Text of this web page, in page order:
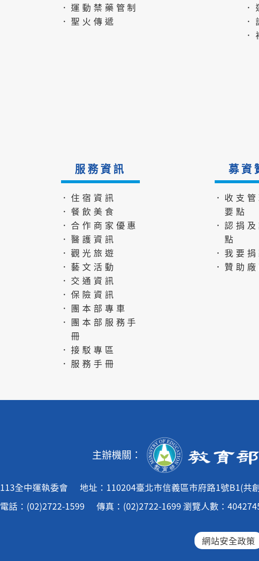
．運動禁藥管制
．聖火傳遞
服務資訊
．住宿資訊
．餐飲美食
．合作商家優惠
．醫護資訊
．觀光旅遊
．藝文活動
．交通資訊
．保險資訊
．團本部專車
．團本部服務手
冊
．接駁專區
．服務手冊
募資
．收支
要點
．認捐
點
．我要
．贊助
主辦機關：
113全中運執委會 地址：110204臺北市信義區市府路1號B1(共
電話：(02)2722-1599
傳真：(02)2722-1699 瀏覽人數：
網站安全政策